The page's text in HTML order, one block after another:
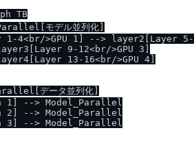
TB
モデル並列化]
1-4<br/>GPU 1] --> layer2[Layer
9-12<br/>GPU 3]
13-16<br/>GPU 4]
データ並列化]
1] --> Model_Parallel
2] --> Model_Parallel
3] --> Model_Parallel